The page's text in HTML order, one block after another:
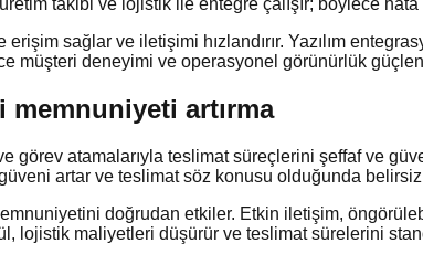
takibi ve lojistik ile entegre çalışır; böylece
sağlar ve iletişimi hızlandırır. Yazılım
müşteri deneyimi ve operasyonel görünürlük
memnuniyeti artırma
görev atamalarıyla teslimat süreçlerini şeffaf ve
artar ve teslimat söz konusu olduğunda
doğrudan etkiler. Etkin iletişim,
lojistik maliyetleri düşürür ve teslimat sürelerini